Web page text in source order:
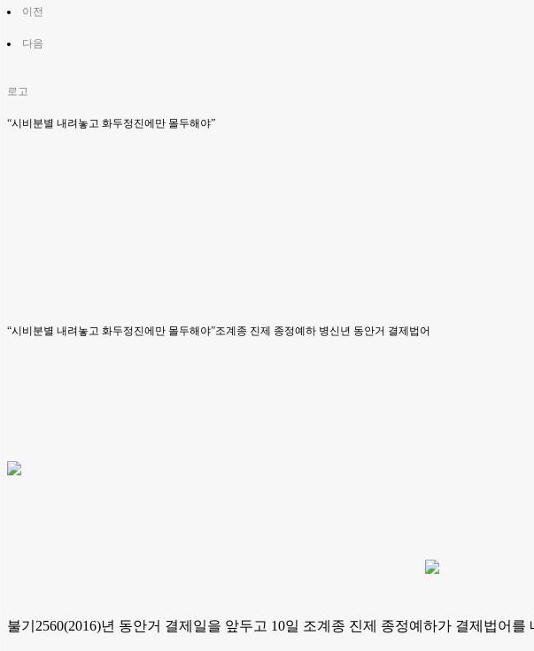
이전
다음
로고
“시비분별 내려놓고 화두정진에만 몰두해야”
“시비분별 내려놓고 화두정진에만 몰두해야”조계종 진제 종정예하 병신년 동안거 결제법어
불기2560(2016)년 동안거 결제일을 앞두고 10일 조계종 진제 종정예하가 결제법어